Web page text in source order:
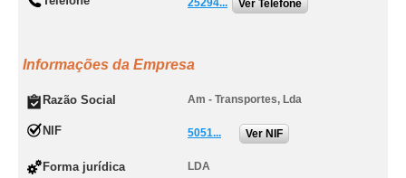
25294... Ver Telefone
Informações da Empresa
Razão Social Am - Transportes, Lda
NIF 5051... Ver NIF
Forma jurídica LDA